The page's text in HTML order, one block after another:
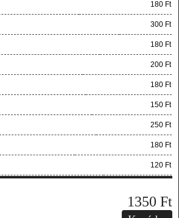
180 Ft
300 Ft
180 Ft
200 Ft
180 Ft
150 Ft
250 Ft
180 Ft
120 Ft
1350 Ft